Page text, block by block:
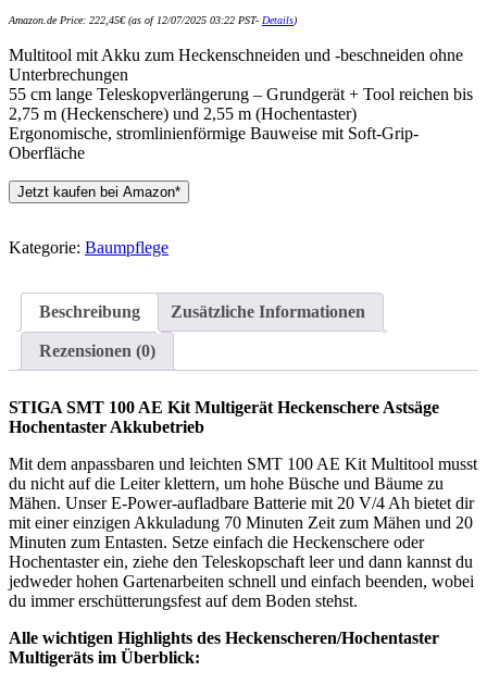
Amazon.de Price: 222,45€(as of 12/07/2025 03:22 PST- Details)
Multitool mit Akku zum Heckenschneiden und -beschneiden ohne
Unterbrechungen
55 cm lange Teleskopverlängerung – Grundgerät + Tool reichen bis
2,75 m (Heckenschere) und 2,55 m (Hochentaster)
Ergonomische, stromlinienförmige Bauweise mit Soft-Grip-
Oberfläche
Jetzt kaufen bei Amazon*
Kategorie: Baumpflege
Beschreibung Zusätzliche Informationen
Rezensionen (0)
STIGA SMT 100 AE Kit Multigerät Heckenschere Astsäge
Hochentaster Akkubetrieb
Mit dem anpassbaren und leichten SMT 100 AE Kit Multitool musst
du nicht auf die Leiter klettern, um hohe Büsche und Bäume zu
Mähen. Unser E-Power-aufladbare Batterie mit 20 V/4 Ah bietet dir
mit einer einzigen Akkuladung 70 Minuten Zeit zum Mähen und 20
Minuten zum Entasten. Setze einfach die Heckenschere oder
Hochentaster ein, ziehe den Teleskopschaft leer und dann kannst du
jedweder hohen Gartenarbeiten schnell und einfach beenden, wobei
du immer erschütterungsfest auf dem Boden stehst.
Alle wichtigen Highlights des Heckenscheren/Hochentaster
Multigeräts im Überblick: